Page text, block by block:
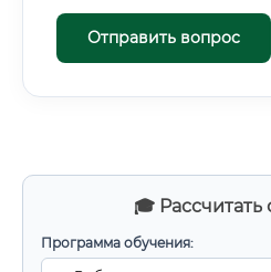
🎓 Рассчитать
Программа обучения:
Отправить вопрос